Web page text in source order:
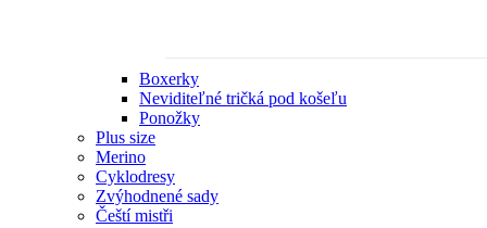
Boxerky
Neviditeľné tričká pod košeľu
Ponožky
Plus size
Merino
Cyklodresy
Zvýhodnené sady
Čeští mistři